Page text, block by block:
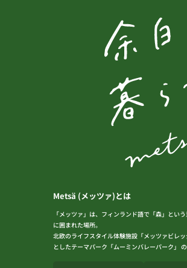
Metsä (メッツァ)とは
「メッツァ」は、フィンランド語で「森」とい
に囲まれた場所。
北欧のライフスタイル体験施設「メッツァビレ
としたテーマパーク「ムーミンバレーパーク」